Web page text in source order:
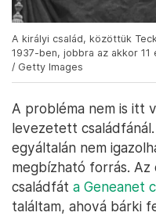
A királyi család, közöttük
1937-ben, jobbra az akkor 11
/ Getty Images
A probléma nem is itt
levezetett
egyáltalán nem
megbízható forrás.
családfát a Geneanet
találtam, ahová bárki